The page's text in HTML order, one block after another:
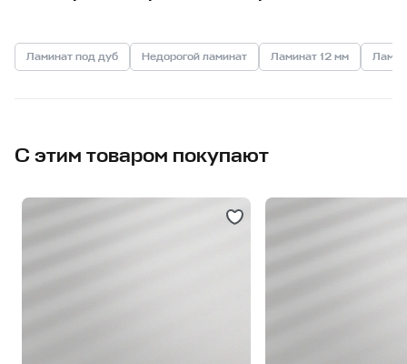
Ламинат под дуб Недорогой ламинат Ламинат 12 мм
С этим товаром покупают